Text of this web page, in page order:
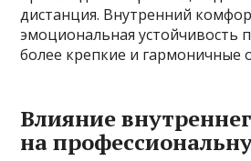
дистанция. Внутренний
эмоциональная устойчивость
более крепкие и гармоничные
Влияние
на